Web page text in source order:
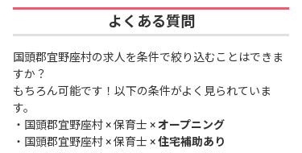
よくある質問
国頭郡宜野座村の求人を条件で絞り込むことはできま
すか？
もちろん可能です！以下の条件がよく見られていま
す。
・ 国頭郡宜野座村 × 保育士 ×オープニング
・ 国頭郡宜野座村 × 保育士 ×住宅補助あり